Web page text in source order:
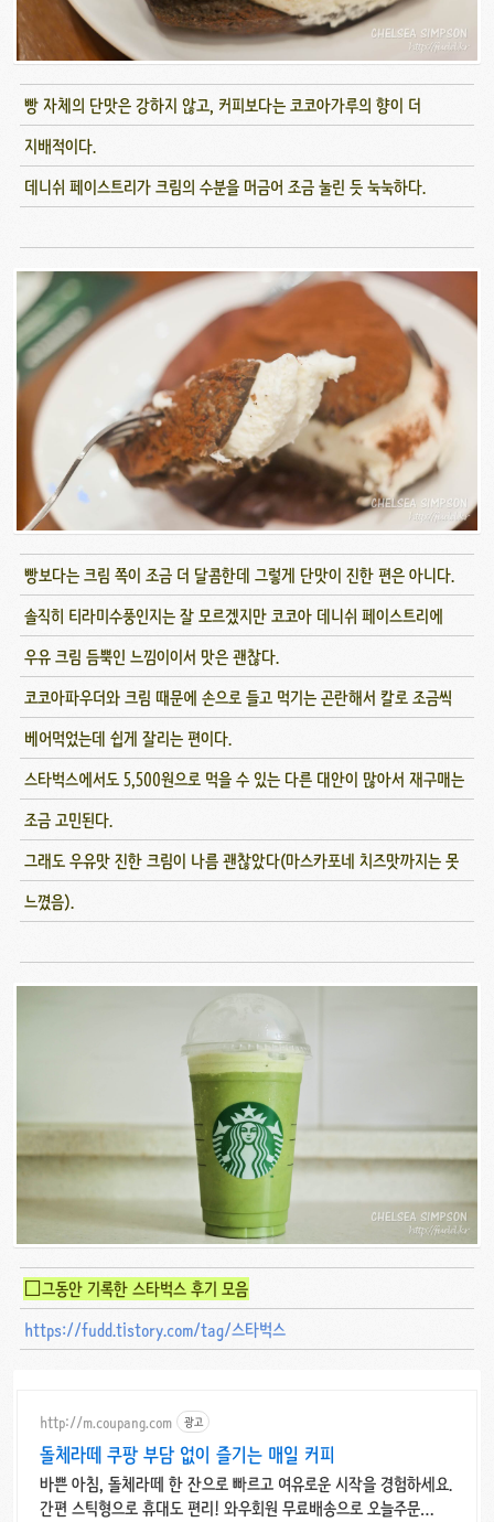
빵 자체의 단맛은 강하지 않고, 커피보다는 코코아가루의 향이 더
지배적이다.
데니쉬 페이스트리가 크림의 수분을 머금어 조금 눌린 듯 눅눅하다.
빵보다는 크림 쪽이 조금 더 달콤한데 그렇게 단맛이 진한 편은 아니다.
솔직히 티라미수풍인지는 잘 모르겠지만 코코아 데니쉬 페이스트리에
우유 크림 듬뿍인 느낌이이서 맛은 괜찮다.
코코아파우더와 크림 때문에 손으로 들고 먹기는 곤란해서 칼로 조금씩
베어먹었는데 쉽게 잘리는 편이다.
스타벅스에서도 5,500원으로 먹을 수 있는 다른 대안이 많아서 재구매는
조금 고민된다.
그래도 우유맛 진한 크림이 나름 괜찮았다(마스카포네 치즈맛까지는 못
느꼈음).
□그동안 기록한 스타벅스 후기 모음
https://fudd.tistory.com/tag/스타벅스
http://m.coupang.com 광고
돌체라떼 쿠팡 부담 없이 즐기는 매일 커피
바쁜 아침, 돌체라떼 한 잔으로 빠르고 여유로운 시작을 경험하세요.
간편 스틱형으로 휴대도 편리! 와우회원 무료배송으로 오늘주문